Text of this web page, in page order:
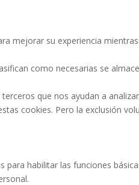
mejorar su experiencia
como necesarias se
que nos ayudan a
cookies. Pero la exclusión
para habilitar las funciones